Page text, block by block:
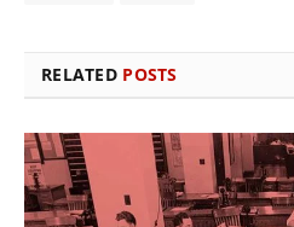
RELATED POSTS